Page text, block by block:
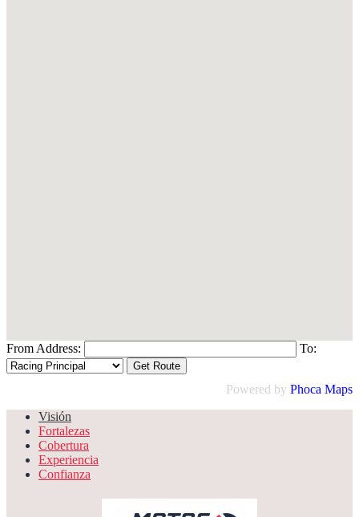
From Address: To:
Powered by Phoca Maps
Visión
Fortalezas
Cobertura
Experiencia
Confianza